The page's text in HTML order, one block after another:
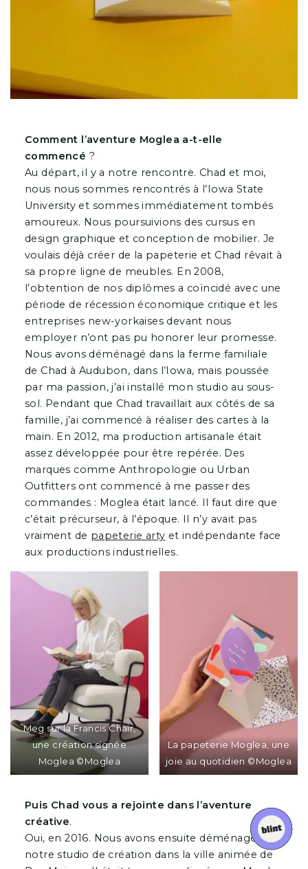
Comment l’aventure Moglea a-t-elle
commencé ?
Au départ, il y a notre rencontre. Chad et moi,
nous nous sommes rencontrés à l’Iowa State
University et sommes immédiatement tombés
amoureux. Nous poursuivions des cursus en
design graphique et conception de mobilier. Je
voulais déjà créer de la papeterie et Chad rêvait à
sa propre ligne de meubles. En 2008,
l’obtention de nos diplômes a coïncidé avec une
période de récession économique critique et les
entreprises new-yorkaises devant nous
employer n’ont pas pu honorer leur promesse.
Nous avons déménagé dans la ferme familiale
de Chad à Audubon, dans l’Iowa, mais poussée
par ma passion, j’ai installé mon studio au sous-
sol. Pendant que Chad travaillait aux côtés de sa
famille, j’ai commencé à réaliser des cartes à la
main. En 2012, ma production artisanale était
assez développée pour être repérée. Des
marques comme Anthropologie ou Urban
Outfitters ont commencé à me passer des
commandes : Moglea était lancé. Il faut dire que
c’était précurseur, à l’époque. Il n’y avait pas
vraiment de papeterie arty et indépendante face
aux productions industrielles.
Meg sur la Francis Chair,
une création signée
Moglea ©Moglea
La papeterie Moglea, une
joie au quotidien ©Moglea
Puis Chad vous a rejointe dans l’aventure
créative.
Oui, en 2016. Nous avons ensuite déménagé
notre studio de création dans la ville animée de